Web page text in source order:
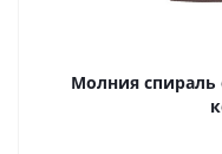
Молния спираль